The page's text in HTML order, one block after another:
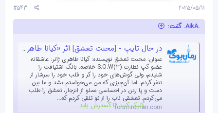
2025/05/11
#543
.AikA. گفت:
در حال تایپ - [محنت تعشق] اثر «کیانا طاهری کاربر انجمن رمان بوک»
عنوان: محنت تعشق نویسنده: کیانا طاهری ژانر: عاشقانه
عضو گپ نظارت (۳)S.O.W خلاصه: بانگ اشتیاقت را
شنیدم، ولی گوش‌های خود را کر و قلب خود را سرشار از
تنفر کردم. اما آن‌چیزی که من می‌خواستم نشد و ما بین
دست و پا زدن در احساسی مملو از انزجار، تعشق را طلب
می‌کردم. تعشقی ناب را از تو تلقی کردم که...
forumroman.com
کلیک کنید تا گسترش یابد...